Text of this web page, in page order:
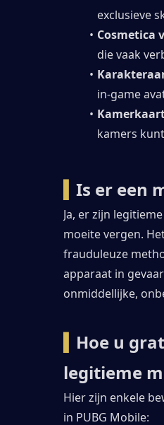
exclusieve
Cosmetica
die vaak
in-game
kamers
Is er een
Ja, er zijn
moeite vergen.
frauduleuze
apparaat in
onmiddellijke,
Hoe u
legitieme
Hier zijn enkele
in PUBG Mobile: